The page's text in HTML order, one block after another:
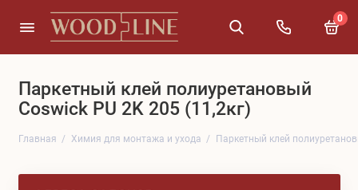
0
Паркетный клей полиуретановый
Coswick PU 2K 205 (11,2кг)
Главная Химия для монтажа и ухода Паркетный клей